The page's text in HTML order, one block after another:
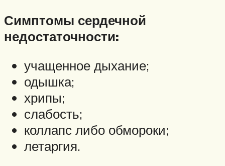
Симптомы сердечной
недостаточности:
учащенное дыхание;
одышка;
хрипы;
слабость;
коллапс либо обмороки;
летаргия.